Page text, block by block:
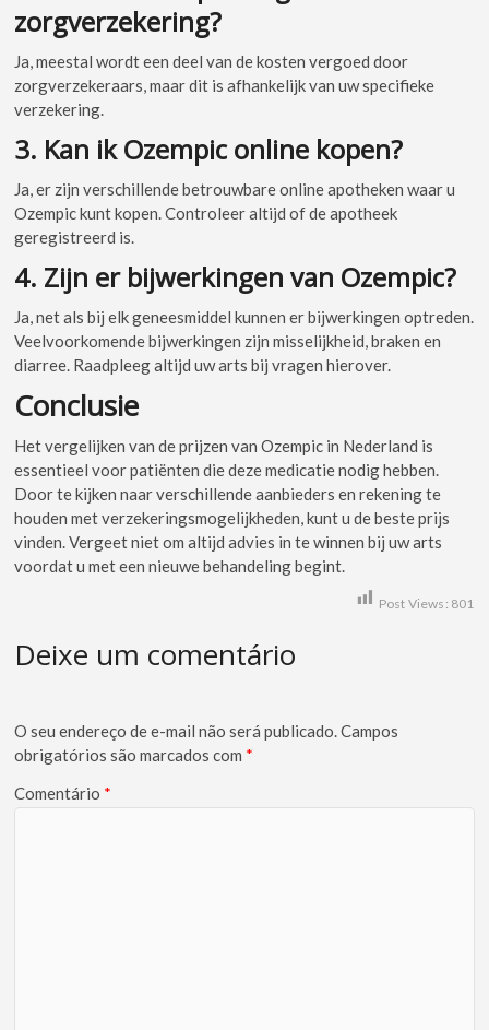
zorgverzekering?
Ja, meestal wordt een deel van de kosten vergoed door
zorgverzekeraars, maar dit is afhankelijk van uw specifieke
verzekering.
3. Kan ik Ozempic online kopen?
Ja, er zijn verschillende betrouwbare online apotheken waar u
Ozempic kunt kopen. Controleer altijd of de apotheek
geregistreerd is.
4. Zijn er bijwerkingen van Ozempic?
Ja, net als bij elk geneesmiddel kunnen er bijwerkingen optreden.
Veelvoorkomende bijwerkingen zijn misselijkheid, braken en
diarree. Raadpleeg altijd uw arts bij vragen hierover.
Conclusie
Het vergelijken van de prijzen van Ozempic in Nederland is
essentieel voor patiënten die deze medicatie nodig hebben.
Door te kijken naar verschillende aanbieders en rekening te
houden met verzekeringsmogelijkheden, kunt u de beste prijs
vinden. Vergeet niet om altijd advies in te winnen bij uw arts
voordat u met een nieuwe behandeling begint.
Post Views: 801
Deixe um comentário
O seu endereço de e-mail não será publicado.Campos
obrigatórios são marcados com *
Comentário *